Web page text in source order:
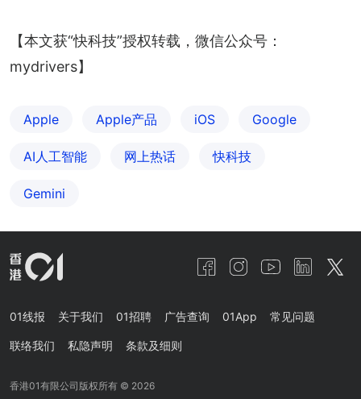
【本文获“快科技”授权转载，微信公众号：
mydrivers】
Apple Apple产品 iOS Google
AI人工智能 网上热话 快科技
Gemini
01线报 关于我们 01招聘 广告查询 01App 常见问题
联络我们 私隐声明 条款及细则
香港01有限公司版权所有 © 2026